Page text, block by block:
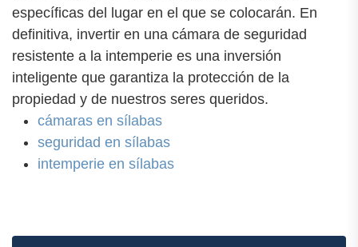
específicas del lugar en el que se colocarán. En
definitiva, invertir en una cámara de seguridad
resistente a la intemperie es una inversión
inteligente que garantiza la protección de la
propiedad y de nuestros seres queridos.
cámaras en sílabas
seguridad en sílabas
intemperie en sílabas